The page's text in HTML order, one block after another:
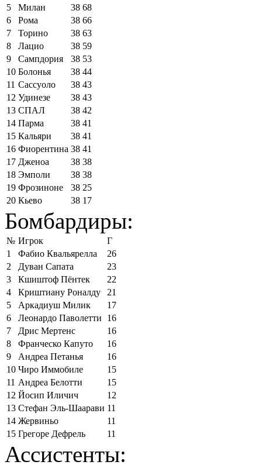
5
Милан 38 68
6
Рома 38 66
7
Торино 38 63
8
Лацио 38 59
9
Сампдория 38 53
10 Болонья 38 44
11 Сассуоло 38 43
12 Удинезе 38 43
13 СПАЛ 38 42
14 Парма 38 41
15 Кальяри 38 41
16 Фиорентина 38 41
17 Дженоа 38 38
18 Эмполи 38 38
19 Фрозиноне 38 25
20 Кьево 38 17
Бомбардиры:
№ Игрок
Г
1
Фабио Квальярелла
26
2
Дуван Сапата
23
3
Кшиштоф Пёнтек
22
4
Криштиану Роналду
21
5
Аркадиуш Милик
17
6
Леонардо Паволетти
16
7
Дрис Мертенс
16
8
Франческо Капуто
16
9
Андреа Петанья
16
10 Чиро Иммобиле
15
11 Андреа Белотти
15
12 Йосип Иличич
12
13 Стефан Эль-Шаарави 11
14 Жервиньо
11
15 Грегоре Дефрель 11
Ассистенты: